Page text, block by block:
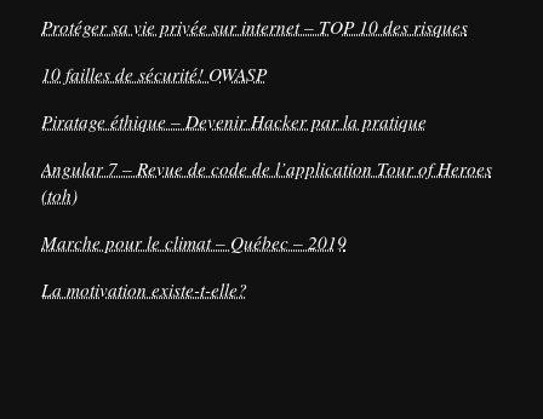
Protéger sa vie privée sur internet – TOP 10 des risques
10 failles de sécurité! OWASP
Piratage éthique – Devenir Hacker par la pratique
Angular 7 – Revue de code de l’application Tour of Heroes
(toh)
Marche pour le climat – Québec – 2019
La motivation existe-t-elle?